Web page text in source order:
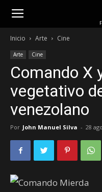
panfletonegro
Inicio Arte Cine
Arte Cine
Comando X
vegetativo
venezolano
Por John Manuel Silva - 28